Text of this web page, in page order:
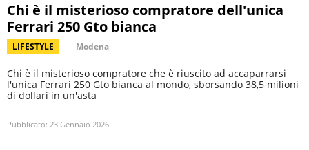
Chi è il misterioso compratore dell'unica
Ferrari 250 Gto bianca
LIFESTYLE Modena
Chi è il misterioso compratore che è riuscito ad accaparrarsi
l'unica Ferrari 250 Gto bianca al mondo, sborsando 38,5 milioni
di dollari in un'asta
Pubblicato: 23 Gennaio 2026